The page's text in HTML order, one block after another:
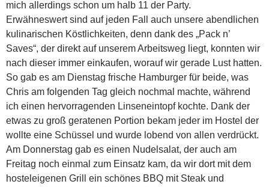
mich allerdings schon um halb 11 der Party.
Erwähneswert sind auf jeden Fall auch unsere abendlichen
kulinarischen Köstlichkeiten, denn dank des „Pack n’
Saves“, der direkt auf unserem Arbeitsweg liegt, konnten wir
nach dieser immer einkaufen, worauf wir gerade Lust hatten.
So gab es am Dienstag frische Hamburger für beide, was
Chris am folgenden Tag gleich nochmal machte, während
ich einen hervorragenden Linseneintopf kochte. Dank der
etwas zu groß geratenen Portion bekam jeder im Hostel der
wollte eine Schüssel und wurde lobend von allen verdrückt.
Am Donnerstag gab es einen Nudelsalat, der auch am
Freitag noch einmal zum Einsatz kam, da wir dort mit dem
hosteleigenen Grill ein schönes BBQ mit Steak und